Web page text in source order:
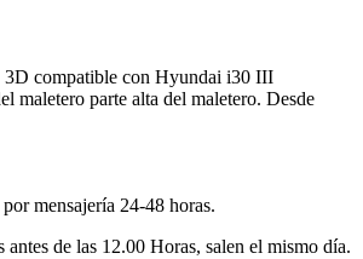
3D compatible con Hyundai i30 III
maletero parte alta del maletero. Desde
mensajería 24-48 horas.
antes de las 12.00 Horas, salen el mismo día.